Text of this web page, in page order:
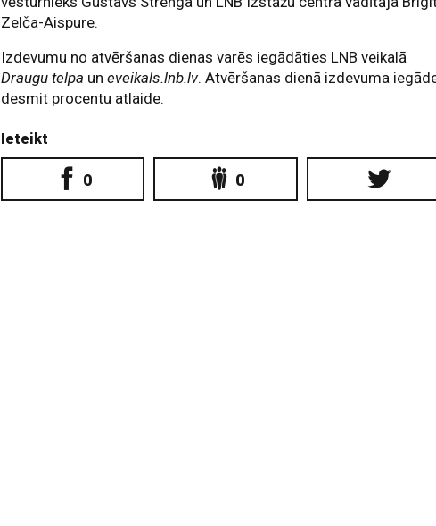
Zelča-Aispure.
Izdevumu no atvēršanas dienas varēs iegādāties LNB veikalā
Draugu telpa uneveikals.lnb.lv. Atvēršanas dienā izdevuma
desmit procentu atlaide.
Ieteikt
0 0